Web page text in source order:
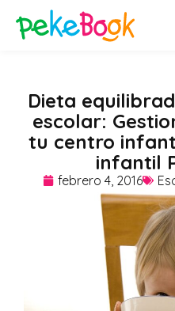
Dieta
escolar:
tu centro
infantil
febrero 4, 2016